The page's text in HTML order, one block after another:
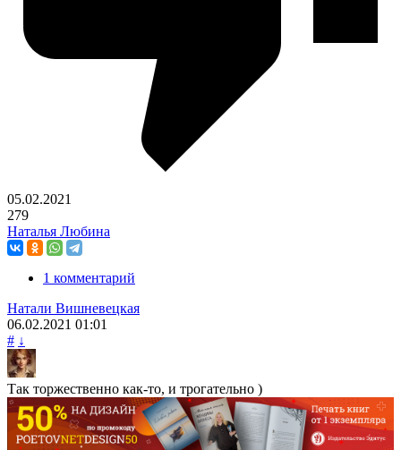
05.02.2021
279
Наталья Любина
1 комментарий
Натали Вишневецкая
06.02.2021 01:01
# ↓
Так торжественно как-то, и трогательно )